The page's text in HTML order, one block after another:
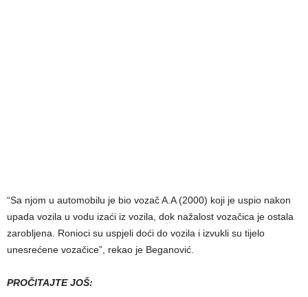
“Sa njom u automobilu je bio vozač A.A (2000) koji je uspio nakon
upada vozila u vodu izaći iz vozila, dok nažalost vozačica je ostala
zarobljena. Ronioci su uspjeli doći do vozila i izvukli su tijelo
unesrećene vozačice”, rekao je Beganović.
PROČITAJTE JOŠ: